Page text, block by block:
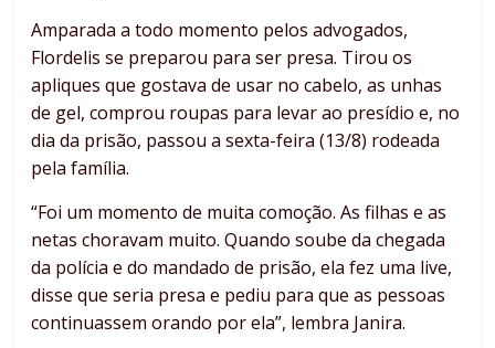
Amparada a todo momento pelos advogados,
Flordelis se preparou para ser presa. Tirou os
apliques que gostava de usar no cabelo, as unhas
de gel, comprou roupas para levar ao presídio e, no
dia da prisão, passou a sexta-feira (13/8) rodeada
pela família.
“Foi um momento de muita comoção. As filhas e as
netas choravam muito. Quando soube da chegada
da polícia e do mandado de prisão, ela fez uma live,
disse que seria presa e pediu para que as pessoas
continuassem orando por ela”, lembra Janira.